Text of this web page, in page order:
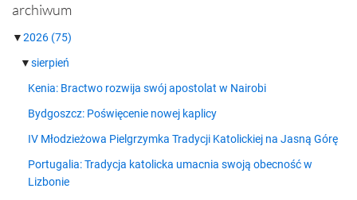
archiwum
▼2026 (75)
▼sierpień
Kenia: Bractwo rozwija swój apostolat w Nairobi
Bydgoszcz: Poświęcenie nowej kaplicy
IV Młodzieżowa Pielgrzymka Tradycji Katolickiej na Jasną Górę
Portugalia: Tradycja katolicka umacnia swoją obecność w
Lizbonie